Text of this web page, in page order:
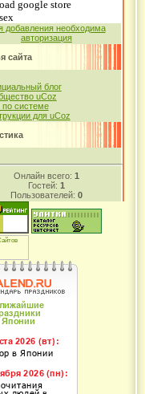
добавления необходима
авторизация
сайта
блог
uCoz
по системе
для uCoz
Онлайн всего: 1
Гостей: 1
Пользователей: 0